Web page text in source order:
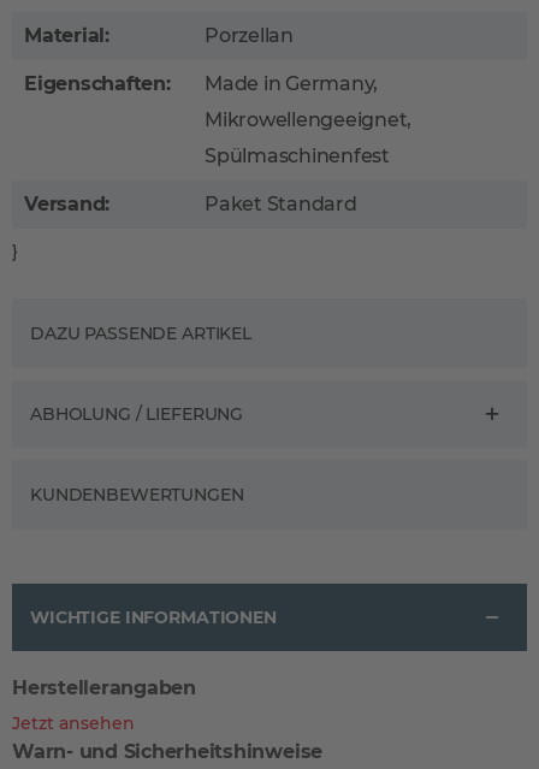
Material: Porzellan
Eigenschaften:
Made in Germany,
Mikrowellengeeignet,
Spülmaschinenfest
Versand: Paket Standard
}
DAZU PASSENDE ARTIKEL
ABHOLUNG / LIEFERUNG
KUNDENBEWERTUNGEN
WICHTIGE INFORMATIONEN
Herstellerangaben
Jetzt ansehen
Warn- und Sicherheitshinweise